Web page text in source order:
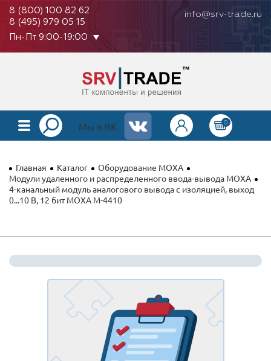
8 (800) 100 82 62
8 (495) 979 05 15
info@srv-trade.ru
Пн-Пт 9:00-19:00
КАТАЛОГ
ОПЛАТА
ГАРАНТИЯ
АКЦИИ
Мы в ВК 0
Главная Каталог
Оборудование MOXA
Модули удаленного и распределенного ввода-вывода MOXA
4-канальный модуль аналогового вывода с изоляцией, выход
0...10 В, 12 бит MOXA M-4410